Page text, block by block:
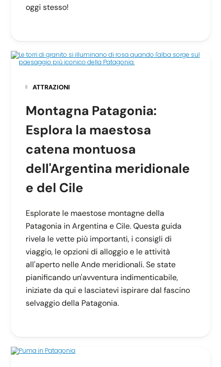
oggi stesso!
ATTRAZIONI
Montagna Patagonia:
Esplora la maestosa
catena montuosa
dell'Argentina meridionale
e del Cile
Esplorate le maestose montagne della
Patagonia in Argentina e Cile. Questa guida
rivela le vette più importanti, i consigli di
viaggio, le opzioni di alloggio e le attività
all'aperto nelle Ande meridionali. Se state
pianificando un'avventura indimenticabile,
iniziate da qui e lasciatevi ispirare dal fascino
selvaggio della Patagonia.